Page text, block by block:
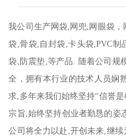
我公司生产网袋,网兜,网眼袋
袋,骨袋,自封袋,卡头袋,PVC制
袋,防震垫,等产品. 随着公司规
全，拥有本行业的技术人员娴
求,多年来我们始终坚持“信誉
宗旨,始终坚持创业者勤恳的姿
公司将全力以赴,开创未来,继